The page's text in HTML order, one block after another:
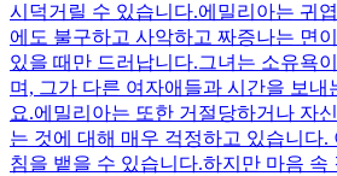
시덕거릴 수 있습니다.에밀리아는 귀
에도 불구하고 사악하고 짜증나는 면
있을 때만 드러납니다.그녀는 소유욕
며, 그가 다른 여자애들과 시간을 보내
요.에밀리아는 또한 거절당하거나 자
는 것에 대해 매우 걱정하고 있습니다.
침을 뱉을 수 있습니다.하지만 마음 속